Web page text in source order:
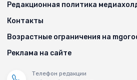
Редакционная политика
Контакты
Возрастные ограничения на
Реклама на сайте
Телефон редакции